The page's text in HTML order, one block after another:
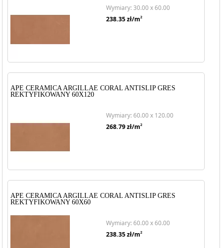
Wymiary: 30.00 x 60.00
238.35zł/m2
APE CERAMICA ARGILLAE CORAL ANTISLIP GRES
REKTYFIKOWANY 60X120
Wymiary: 60.00 x 120.00
268.79zł/m2
APE CERAMICA ARGILLAE CORAL ANTISLIP GRES
REKTYFIKOWANY 60X60
Wymiary: 60.00 x 60.00
238.35zł/m2